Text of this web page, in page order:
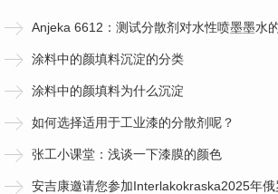
Anjeka 6612：测试分散剂对水性喷墨墨水
涂料中的颜填料沉淀的分类
涂料中的颜填料为什么沉淀
如何选择适用于工业漆的分散剂呢？
张工小课堂：浅谈一下漆膜的颜色
安吉康邀请您参加Interlakokraska2025年